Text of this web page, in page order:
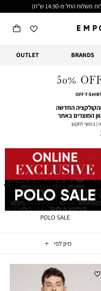
BRANDS
OUTLET
50%
50%
T-
SHIRTS
| בכפוף לתקנון
POLO SALE